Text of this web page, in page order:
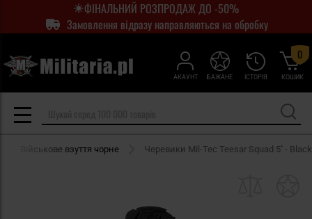
ФІНАЛЬНИЙ РОЗПРОДАЖ ДО -50%
Замовлення відразу направляються на обробку
АКАУНТ ІСТОРІЯ
БАЖАНЕ КОШИК
0
Військове взуття чорне Черевики Mil-Tec Teesar Squad 5'' - Black